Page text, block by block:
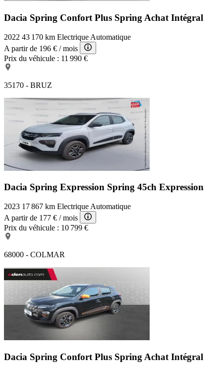
Dacia Spring Confort Plus Spring Achat Intégral
2022 43 170 km Electrique Automatique
A partir de 196 € / mois
Prix du véhicule : 11 990 €
35170 - BRUZ
Dacia Spring Expression Spring 45ch Expression
2023 17 867 km Electrique Automatique
A partir de 177 € / mois
Prix du véhicule : 10 799 €
68000 - COLMAR
Dacia Spring Confort Plus Spring Achat Intégral